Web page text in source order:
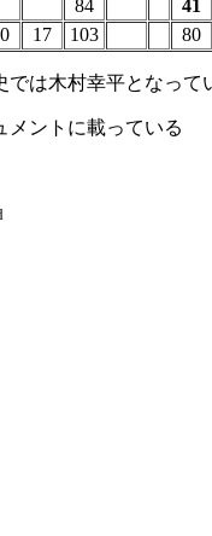
84
41
17 103 80
では木村幸平となって
メントに載っている